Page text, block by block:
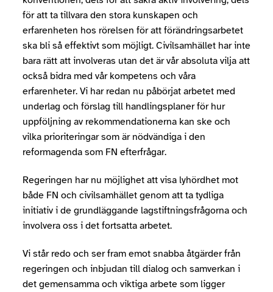
för att ta tillvara den stora kunskapen och
erfarenheten hos rörelsen för att förändringsarbetet
ska bli så effektivt som möjligt. Civilsamhället har inte
bara rätt att involveras utan det är vår absoluta vilja att
också bidra med vår kompetens och våra
erfarenheter. Vi har redan nu påbörjat arbetet med
underlag och förslag till handlingsplaner för hur
uppföljning av rekommendationerna kan ske och
vilka prioriteringar som är nödvändiga i den
reformagenda som FN efterfrågar.
Regeringen har nu möjlighet att visa lyhördhet mot
både FN och civilsamhället genom att ta tydliga
initiativ i de grundläggande lagstiftningsfrågorna och
involvera oss i det fortsatta arbetet.
Vi står redo och ser fram emot snabba åtgärder från
regeringen och inbjudan till dialog och samverkan i
det gemensamma och viktiga arbete som ligger